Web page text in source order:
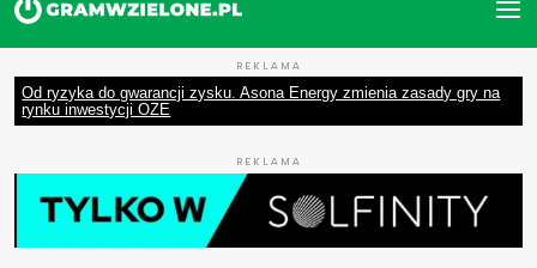
REKLAMA
Od ryzyka do gwarancji zysku. Asona Energy zmienia zasady gry na
rynku inwestycji OZE
REKLAMA